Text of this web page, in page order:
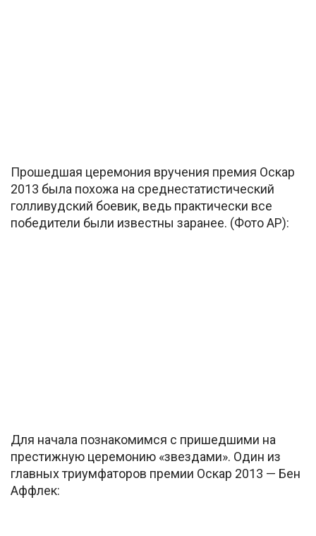
Прошедшая церемония вручения премия Оскар
2013 была похожа на среднестатистический
голливудский боевик, ведь практически все
победители были известны заранее. (Фото AP):
Для начала познакомимся с пришедшими на
престижную церемонию «звездами». Один из
главных триумфаторов премии Оскар 2013 — Бен
Аффлек: